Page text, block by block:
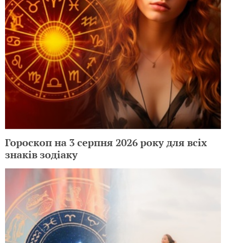
Гороскоп на 3 серпня 2026 року для всіх
знаків зодіаку